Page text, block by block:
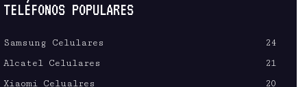
TELÉFONOS POPULARES
Samsung Celulares
24
Alcatel Celulares
21
Xiaomi Celualres
20